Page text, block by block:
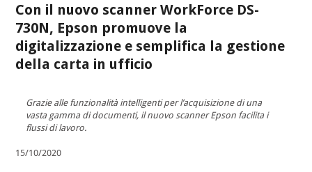
Con il nuovo scanner WorkForce DS-
730N, Epson promuove la
digitalizzazione e semplifica la gestione
della carta in ufficio
Grazie alle funzionalità intelligenti per l’acquisizione di una
vasta gamma di documenti, il nuovo scanner Epson facilita i
flussi di lavoro.
15/10/2020